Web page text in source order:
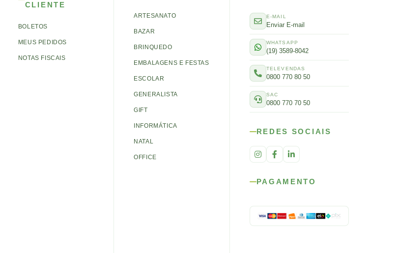
CLIENTE
BOLETOS
MEUS PEDIDOS
NOTAS FISCAIS
ARTESANATO
BAZAR
BRINQUEDO
EMBALAGENS E FESTAS
ESCOLAR
GENERALISTA
GIFT
INFORMÁTICA
NATAL
OFFICE
E-MAIL
Enviar E-mail
WHATSAPP
(19) 3589-8042
TELEVENDAS
0800 770 80 50
SAC
0800 770 70 50
REDES SOCIAIS
PAGAMENTO